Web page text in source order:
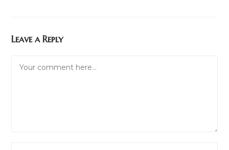
Leave a Reply